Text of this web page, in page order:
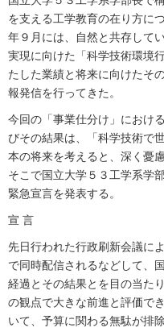
を支える工学教育の在り方に
年９月には、自然と共存して
実現に向けた「科学技術環境
たした業績と将来に向けたそ
報発信を行ってきた。
今回の「事業仕分け」におけ
びその結果は、「科学技術で
本の将来を考えると、深く憂
そこで国立大学５３工学系学
緊急宣言を発表する。
宣 言
先日行われた行政刷新会議に
で同時配信されるなどして、
経過とその結果とを目の当た
の観点で大きな前進と評価で
いて、予算に関わる無駄が排